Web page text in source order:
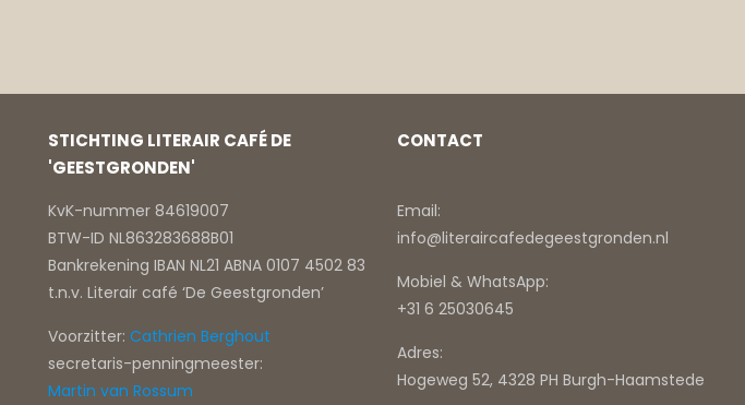
STICHTING LITERAIR CAFÉ DE
'GEESTGRONDEN'
KvK-nummer 84619007
BTW-ID NL863283688B01
Bankrekening IBAN NL21 ABNA 0107 4502 83
t.n.v. Literair café ‘De Geestgronden’
Voorzitter: Cathrien Berghout
secretaris-penningmeester:
Martin van Rossum
CONTACT
Email:
info@literaircafedegeestgronden.nl
Mobiel & WhatsApp:
+31 6 25030645
Adres:
Hogeweg 52, 4328 PH Burgh-Haamstede